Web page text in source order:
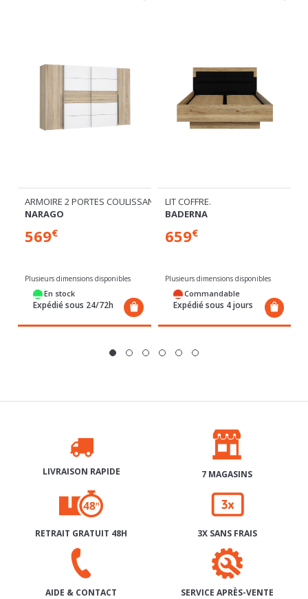
2 BATTANTES
LIT COFFRE.
BADERNA
659
Commandable
Expédié sous 4 jours
COMMODE
BELLEVUE CHENE/SABLE
329€
En stock
Expédié sous 24/72h
LIVRAISON RAPIDE 7 MAGASINS
RETRAIT GRATUIT 48H
AIDE & CONTACT SERVICE APRÈS-VENTE